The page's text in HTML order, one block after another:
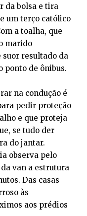
da bolsa e tira
um terço católico
a toalha, que
marido
suor resultado da
ponto de ônibus.
na condução é
pedir proteção
e que proteja
se tudo der
do jantar.
observa pelo
van a estrutura
Das casas
às
aos prédios